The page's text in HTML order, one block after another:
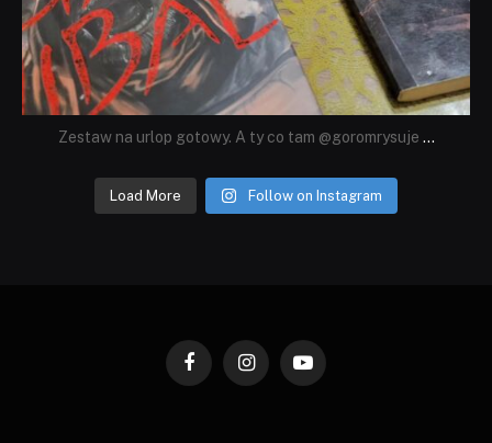
Zestaw na urlop gotowy. A ty co tam @goromrysuje ...
Load More Follow on Instagram
FacebookInstagramYouTube